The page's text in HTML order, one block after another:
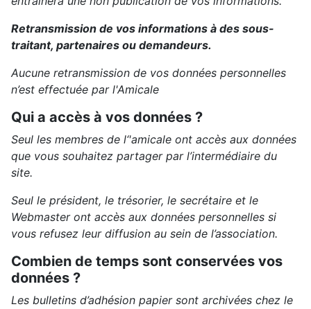
Retransmission de vos informations à des sous-
traitant, partenaires ou demandeurs.
Aucune retransmission de vos données personnelles
n’est effectuée par l'Amicale
Qui a accès à vos données ?
Seul les membres de l‘'amicale ont accès aux données
que vous souhaitez partager par l’intermédiaire du
site.
Seul le président, le trésorier, le secrétaire et le
Webmaster ont accès aux données personnelles si
vous refusez leur diffusion au sein de l’association.
Combien de temps sont conservées vos
données ?
Les bulletins d’adhésion papier sont archivées chez le